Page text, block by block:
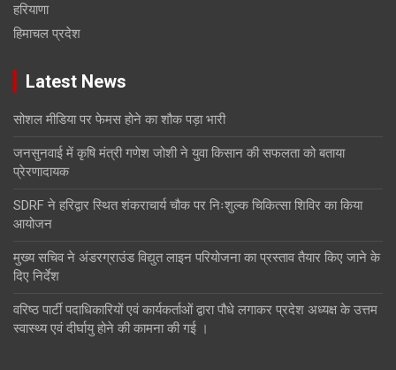
हरियाणा
हिमाचल प्रदेश
Latest News
सोशल मीडिया पर फेमस होने का शौक पड़ा भारी
जनसुनवाई में कृषि मंत्री गणेश जोशी ने युवा किसान की सफलता को बताया
प्रेरणादायक
SDRF ने हरिद्वार स्थित शंकराचार्य चौक पर निःशुल्क चिकित्सा शिविर का किया
आयोजन
मुख्य सचिव ने अंडरग्राउंड विद्युत लाइन परियोजना का प्रस्ताव तैयार किए जाने के
दिए निर्देश
वरिष्ठ पार्टी पदाधिकारियों एवं कार्यकर्ताओं द्वारा पौधे लगाकर प्रदेश अध्यक्ष के उत्तम
स्वास्थ्य एवं दीर्घायु होने की कामना की गई ।